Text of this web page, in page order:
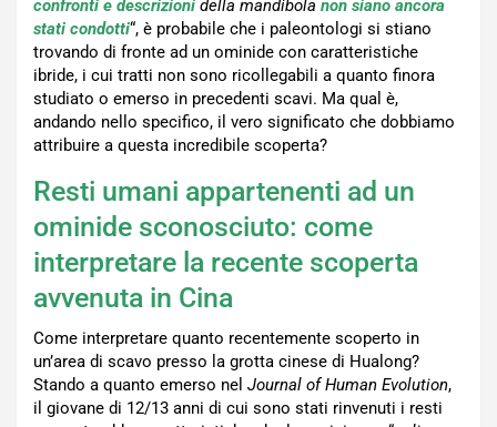
confronti e descrizioni della mandibola non siano ancora
stati condotti“, è probabile che i paleontologi si stiano
trovando di fronte ad un ominide con caratteristiche
ibride, i cui tratti non sono ricollegabili a quanto finora
studiato o emerso in precedenti scavi. Ma qual è,
andando nello specifico, il vero significato che dobbiamo
attribuire a questa incredibile scoperta?
Resti umani appartenenti ad un
ominide sconosciuto: come
interpretare la recente scoperta
avvenuta in Cina
Come interpretare quanto recentemente scoperto in
un’area di scavo presso la grotta cinese di Hualong?
Stando a quanto emerso nel Journal of Human Evolution,
il giovane di 12/13 anni di cui sono stati rinvenuti i resti